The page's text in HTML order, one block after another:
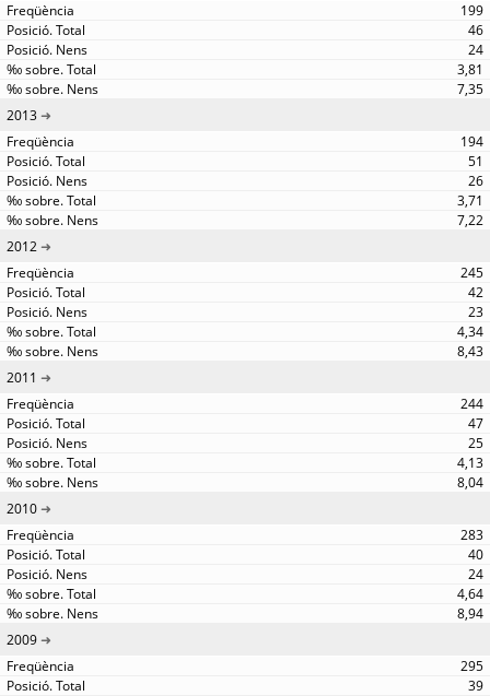
199
46
24
3,81
7,35
2013
194
51
26
3,71
7,22
2012
245
42
23
4,34
8,43
2011
244
47
25
4,13
8,04
2010
283
40
24
4,64
8,94
2009
295
39